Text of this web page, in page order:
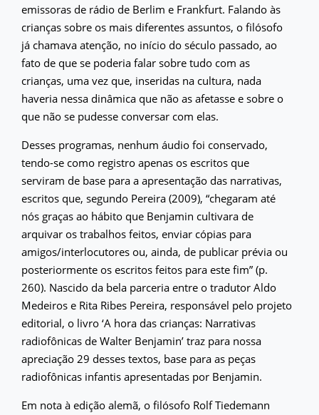
emissoras de rádio de Berlim e Frankfurt. Falando às
crianças sobre os mais diferentes assuntos, o filósofo
já chamava atenção, no início do século passado, ao
fato de que se poderia falar sobre tudo com as
crianças, uma vez que, inseridas na cultura, nada
haveria nessa dinâmica que não as afetasse e sobre o
que não se pudesse conversar com elas.
Desses programas, nenhum áudio foi conservado,
tendo-se como registro apenas os escritos que
serviram de base para a apresentação das narrativas,
escritos que, segundo Pereira (2009), “chegaram até
nós graças ao hábito que Benjamin cultivara de
arquivar os trabalhos feitos, enviar cópias para
amigos/interlocutores ou, ainda, de publicar prévia ou
posteriormente os escritos feitos para este fim” (p.
260). Nascido da bela parceria entre o tradutor Aldo
Medeiros e Rita Ribes Pereira, responsável pelo projeto
editorial, o livro ‘A hora das crianças: Narrativas
radiofônicas de Walter Benjamin’ traz para nossa
apreciação 29 desses textos, base para as peças
radiofônicas infantis apresentadas por Benjamin.
Em nota à edição alemã, o filósofo Rolf Tiedemann